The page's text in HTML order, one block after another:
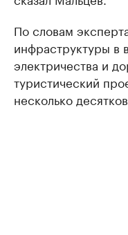
По словам
инфраструктуры в
электричества и
туристический
несколько